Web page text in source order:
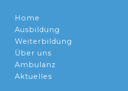
Home
Ausbildung
Weiterbildung
Über uns
Ambulanz
Aktuelles